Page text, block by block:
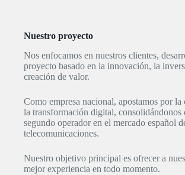
Nuestro proyecto
Nos enfocamos en nuestros clientes,
proyecto basado en la innovación, la
creación de valor.
Como empresa nacional, apostamos por
la transformación digital, consolidándonos
segundo operador en el mercado español
telecomunicaciones.
Nuestro objetivo principal es ofrecer a
mejor experiencia en todo momento.